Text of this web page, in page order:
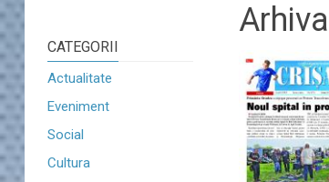
CATEGORII
Actualitate
Eveniment
Social
Cultura